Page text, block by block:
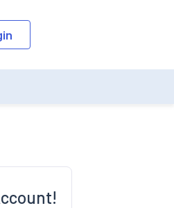
list will be updated as per the